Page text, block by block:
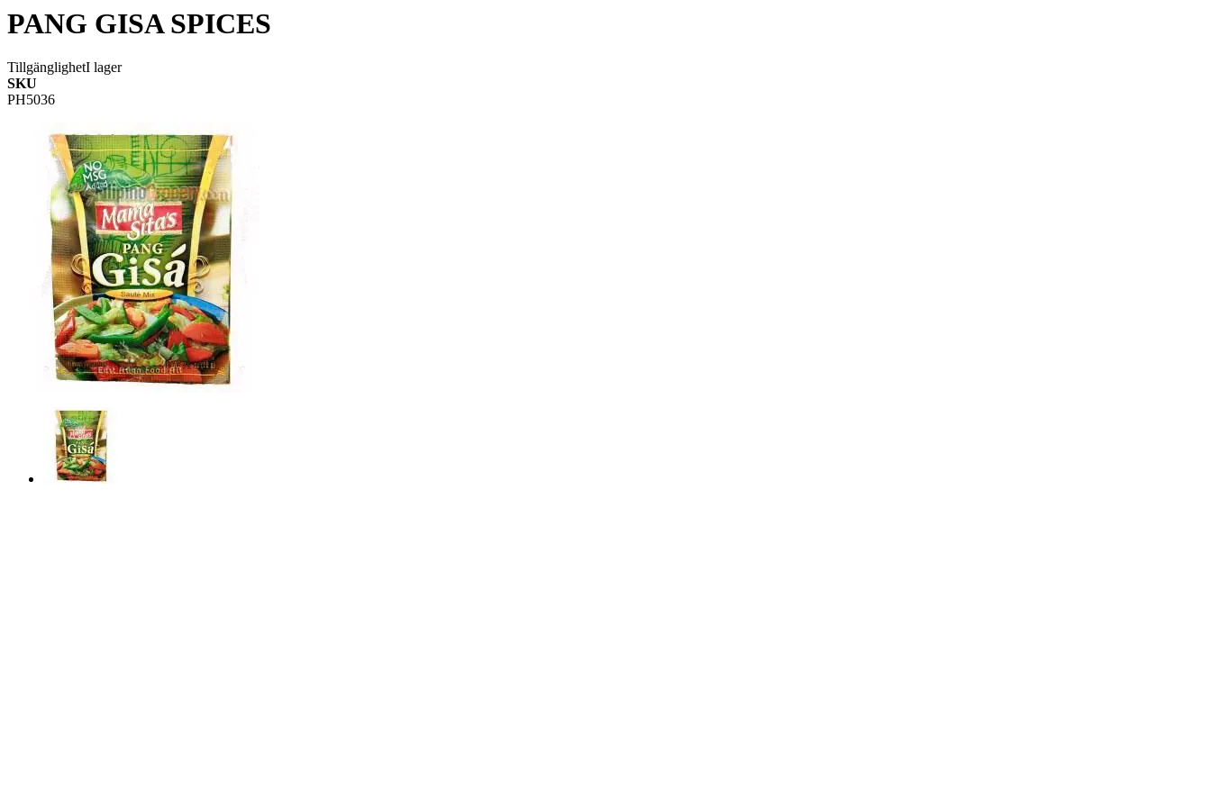
PANG GISA SPICES
TillgänglighetI lager
SKU
PH5036